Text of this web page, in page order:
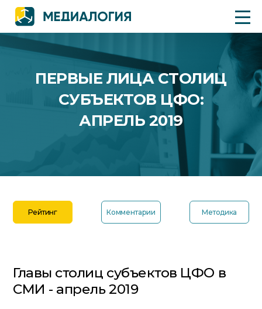
ПЕРВЫЕ ЛИЦА СТОЛИЦ
СУБЪЕКТОВ ЦФО:
АПРЕЛЬ 2019
Рейтинг Комментарии Методика
Главы столиц субъектов ЦФО в
СМИ - апрель 2019